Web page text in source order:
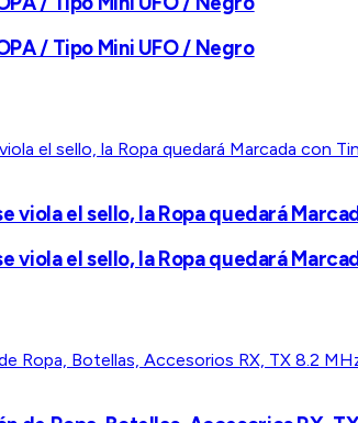
/ Tipo Mini UFO / Negro
viola el sello, la Ropa quedará
viola el sello, la Ropa quedará